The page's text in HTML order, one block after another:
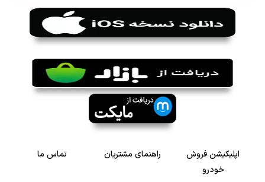
اپلیکیشن فروش
خودرو
راهنمای مشتریان تماس ما